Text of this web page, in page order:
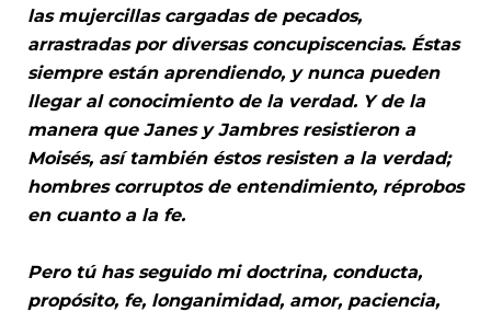
las mujercillas cargadas de pecados,
arrastradas por diversas concupiscencias. Éstas
siempre están aprendiendo, y nunca pueden
llegar al conocimiento de la verdad. Y de la
manera que Janes y Jambres resistieron a
Moisés, así también éstos resisten a la verdad;
hombres corruptos de entendimiento, réprobos
en cuanto a la fe.
Pero tú has seguido mi doctrina, conducta,
propósito, fe, longanimidad, amor, paciencia,